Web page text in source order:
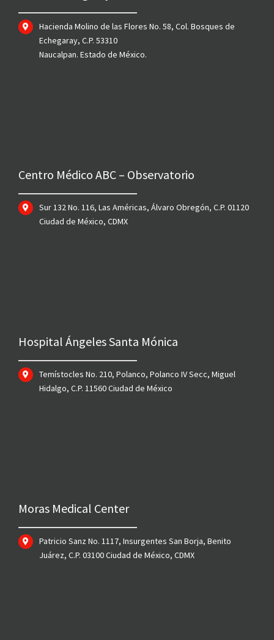
Hacienda Molino de las Flores No. 58, Col. Bosques de
Echegaray, C.P. 53310
Naucalpan. Estado de México.
Centro Médico ABC – Observatorio
Sur 132 No. 116, Las Américas, Álvaro Obregón, C.P. 01120
Ciudad de México, CDMX
Hospital Ángeles Santa Mónica
Temístocles No. 210, Polanco, Polanco IV Secc, Miguel
Hidalgo, C.P. 11560 Ciudad de México
Moras Medical Center
Patricio Sanz No. 1117, Insurgentes San Borja, Benito
Juárez, C.P. 03100 Ciudad de México, CDMX